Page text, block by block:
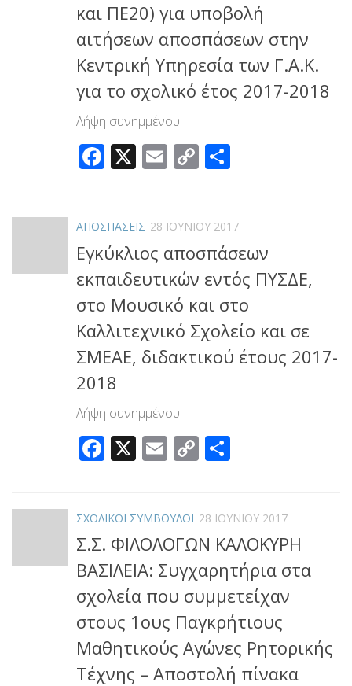
και ΠΕ20) για υποβολή
αιτήσεων αποσπάσεων στην
Κεντρική Υπηρεσία των Γ.Α.Κ.
για το σχολικό έτος 2017-2018
Λήψη συνημμένου
Facebook
X Email
Copy
ΑΠΟΣΠΑΣΕΙΣ 28 ΙΟΥΝΊΟΥ 2017
Εγκύκλιος αποσπάσεων
εκπαιδευτικών εντός ΠΥΣΔΕ,
στο Μουσικό και στο
Καλλιτεχνικό Σχολείο και σε
ΣΜΕΑΕ, διδακτικού έτους 2017-
2018
Λήψη συνημμένου
Facebook
X Email
Copy
Link
ΣΧΟΛΙΚΟΙ ΣΥΜΒΟΥΛΟΙ 28 ΙΟΥΝΊΟΥ 2017
Σ.Σ. ΦΙΛΟΛΟΓΩΝ ΚΑΛΟΚΥΡΗ
ΒΑΣΙΛΕΙΑ: Συγχαρητήρια στα
σχολεία που συμμετείχαν
στους 1ους Παγκρήτιους
Μαθητικούς Αγώνες Ρητορικής
Τέχνης – Αποστολή πίνακα